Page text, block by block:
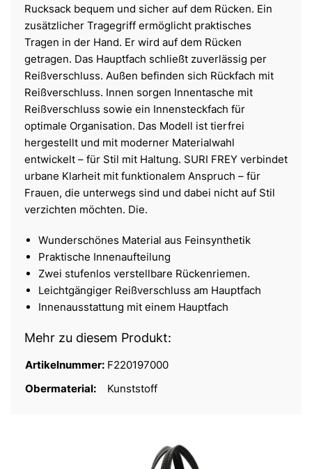
Rucksack bequem und sicher auf dem Rücken. Ein
zusätzlicher Tragegriff ermöglicht praktisches
Tragen in der Hand. Er wird auf dem Rücken
getragen. Das Hauptfach schließt zuverlässig per
Reißverschluss. Außen befinden sich Rückfach mit
Reißverschluss. Innen sorgen Innentasche mit
Reißverschluss sowie ein Innensteckfach für
optimale Organisation. Das Modell ist tierfrei
hergestellt und mit moderner Materialwahl
entwickelt – für Stil mit Haltung. SURI FREY verbindet
urbane Klarheit mit funktionalem Anspruch – für
Frauen, die unterwegs sind und dabei nicht auf Stil
verzichten möchten. Die.
Wunderschönes Material aus Feinsynthetik
Praktische Innenaufteilung
Zwei stufenlos verstellbare Rückenriemen.
Leichtgängiger Reißverschluss am Hauptfach
Innenausstattung mit einem Hauptfach
Mehr zu diesem Produkt:
Artikelnummer: F220197000
Obermaterial:
Kunststoff